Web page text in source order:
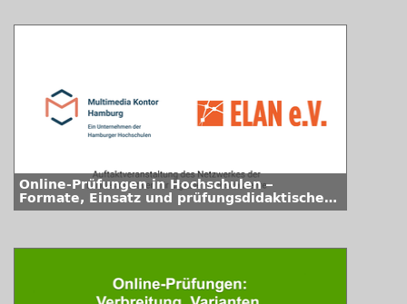
Online-Prüfungen in Hochschulen –
Formate, Einsatz und prüfungsdidaktische
sowie rechtliche Herausforderungen